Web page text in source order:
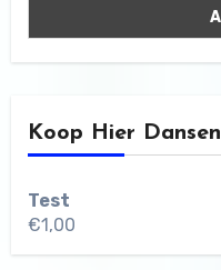
Koop Hier Dansen
Test
€1,00